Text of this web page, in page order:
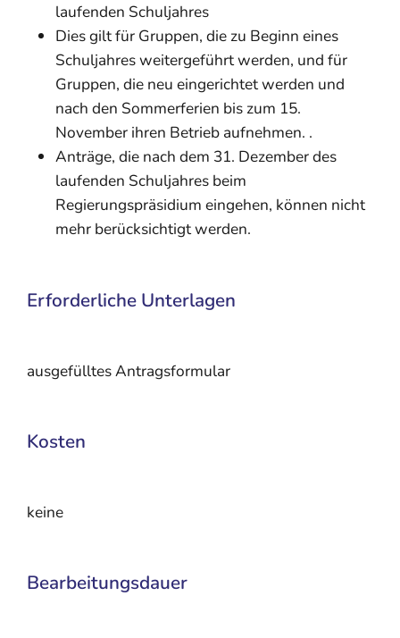
laufenden Schuljahres
Dies gilt für Gruppen, die zu Beginn eines
Schuljahres weitergeführt werden, und für
Gruppen, die neu eingerichtet werden und
nach den Sommerferien bis zum 15.
November ihren Betrieb aufnehmen. .
Anträge, die nach dem 31. Dezember des
laufenden Schuljahres beim
Regierungspräsidium eingehen, können nicht
mehr berücksichtigt werden.
Erforderliche Unterlagen
ausgefülltes Antragsformular
Kosten
keine
Bearbeitungsdauer